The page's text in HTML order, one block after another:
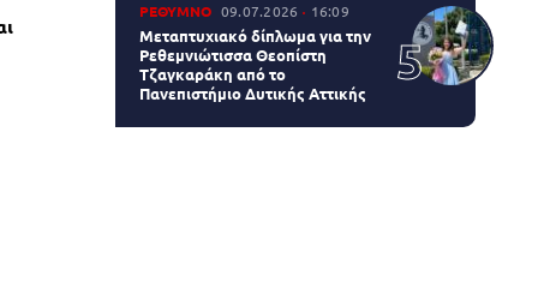
ΡΕΘΥΜΝΟ 09.07.2026 16:09
Μεταπτυχιακό δίπλωμα για την
Ρεθεμνιώτισσα Θεοπίστη
Τζαγκαράκη από το
Πανεπιστήμιο Δυτικής Αττικής